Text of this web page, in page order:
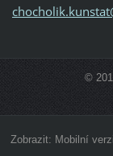
chocholik.kunsta
©
Zobrazit: Mobilní verzi